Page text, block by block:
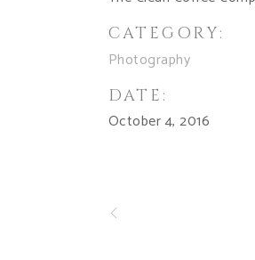
CATEGORY:
Photography
DATE:
October 4, 2016